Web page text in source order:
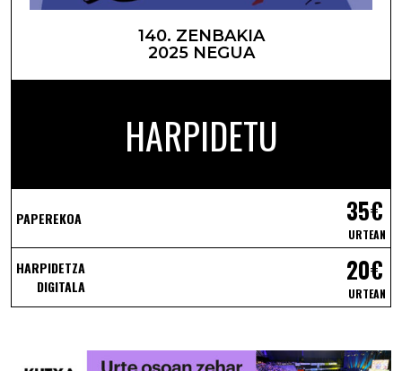
140. ZENBAKIA
2025 NEGUA
HARPIDETU
PAPEREKOA 35€
URTEAN
HARPIDETZA
DIGITALA
20€
URTEAN